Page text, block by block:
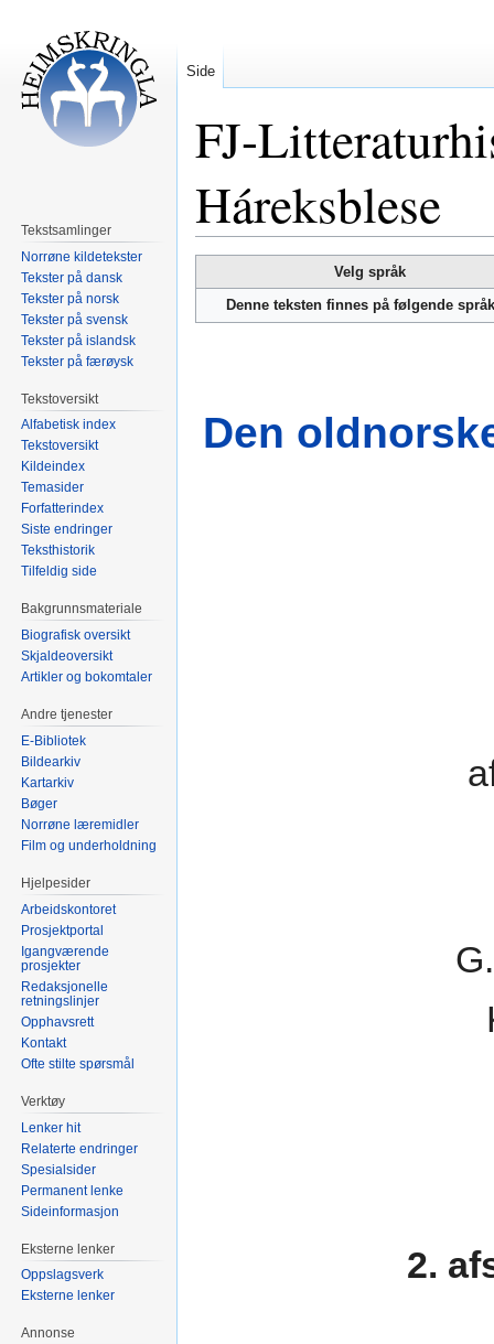
FJ-
Háreksblese
til
navigering
til
Velg språk
Denne teksten finnes på følgende
Den
2.
Side
Tekstsamlinger
Norrøne kildetekster
Tekster på dansk
Tekster på norsk
Tekster på svensk
Tekster på islandsk
Tekster på færøysk
Tekstoversikt
Alfabetisk index
Tekstoversikt
Kildeindex
Temasider
Forfatterindex
Siste endringer
Teksthistorik
Tilfeldig side
Bakgrunnsmateriale
Biografisk oversikt
Skjaldeoversikt
Artikler og bokomtaler
Andre tjenester
E-Bibliotek
Bildearkiv
Kartarkiv
Bøger
Norrøne læremidler
Film og underholdning
Hjelpesider
Arbeidskontoret
Prosjektportal
Igangværende
prosjekter
Redaksjonelle
retningslinjer
Opphavsrett
Kontakt
Ofte stilte spørsmål
Verktøy
Lenker hit
Relaterte endringer
Spesialsider
Permanent lenke
Sideinformasjon
Eksterne lenker
Oppslagsverk
Eksterne lenker
Annonse